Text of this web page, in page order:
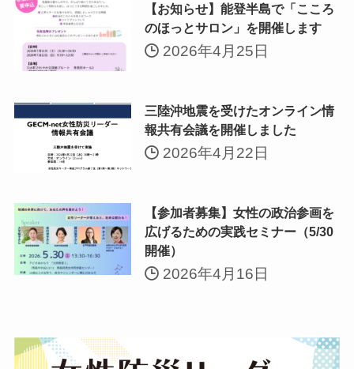
【お知らせ】能登半島で「こころ
のほっとサロン」を開催します
2026年4月25日
三陸沖地震を受けたオンライン情
報共有会議を開催しました
2026年4月22日
【参加者募集】女性の政治参画を
広げるための実践セミナー（5/30
開催）
2026年4月16日